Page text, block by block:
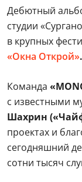
Дебютный
студии
в крупных
«Окна Открой».
Команда
с известными
Шахрин
проектах и
сегодняшний
сотни тысяч